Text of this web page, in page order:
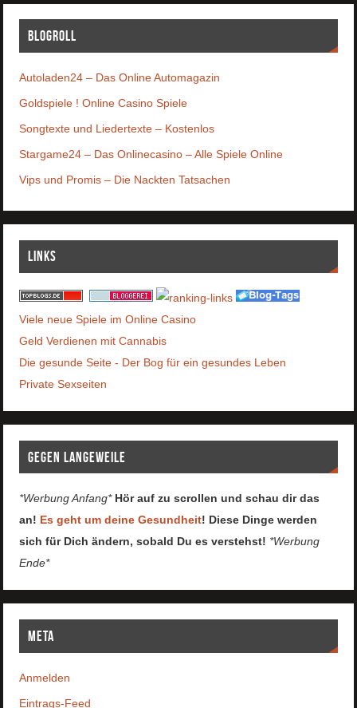
Blogroll
Autoladen24 – Das Online Automagazin
Goldspiele ! Online Casino Spiele
Songtexte und Liedertexte – Kostenlos
Stargame24 – Das Onlinecasino – Alle Spiele Online
Vips und Promis – Die Nackten Tatsachen
Links
Viele neue Spiele im Online Casino
Geld Verdienen mit Cannabis
Die gesunde Seite - Der Bog für ein gesundes Leben
Private Sexseiten
Gegen Langeweile
*Werbung Anfang* Hör auf zu scrollen und schau dir das
an! Es geht um deine Gesundheit! Diese Dinge werden
sich für Dich ändern, sobald Du es verstehst! *Werbung
Ende*
Meta
Anmelden
Eintrags-Feed